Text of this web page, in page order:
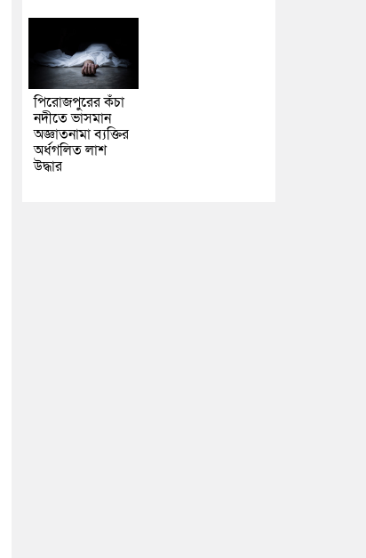
পিরোজপুরের কঁচা
নদীতে ভাসমান
অজ্ঞাতনামা ব্যক্তির
অর্ধগলিত লাশ
উদ্ধার